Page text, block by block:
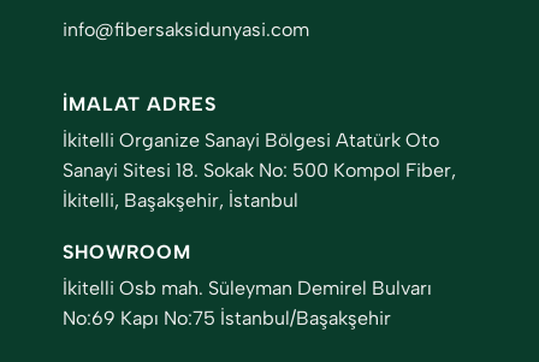
info@fibersaksidunyasi.com
İMALAT ADRES
İkitelli Organize Sanayi Bölgesi Atatürk Oto
Sanayi Sitesi 18. Sokak No: 500 Kompol Fiber,
İkitelli, Başakşehir, İstanbul
SHOWROOM
İkitelli Osb mah. Süleyman Demirel Bulvarı
No:69 Kapı No:75 İstanbul/Başakşehir